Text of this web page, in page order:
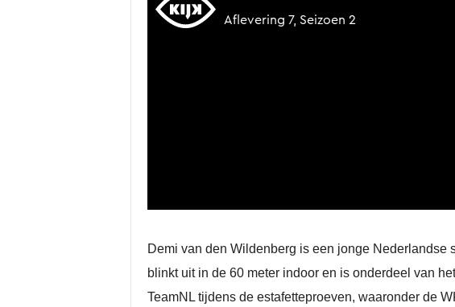
Demi van den Wildenberg is een jonge
blinkt uit in de 60 meter indoor en is onderdeel van
TeamNL tijdens de estafetteproeven, waaronder de